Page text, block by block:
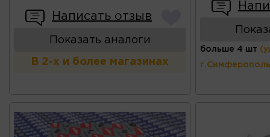
Написать отзыв
Показать аналоги
В 2-х и более магазинах
больше 4 шт